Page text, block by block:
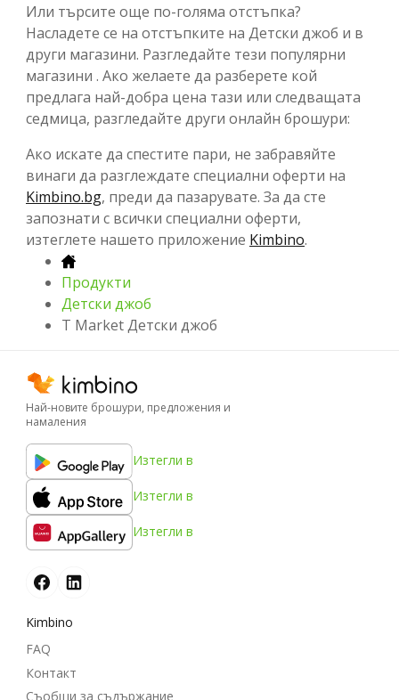
Или търсите още по-голяма отстъпка?
Насладете се на отстъпките на Детски джоб и в
други магазини. Разгледайте тези популярни
магазини . Ако желаете да разберете кой
предлага най-добра цена тази или следващата
седмица, разгледайте други онлайн брошури:
Ако искате да спестите пари, не забравяйте
винаги да разглеждате специални оферти на
Kimbino.bg, преди да пазарувате. За да сте
запознати с всички специални оферти,
изтеглете нашето приложение Kimbino.
Продукти
Детски джоб
T Market Детски джоб
Най-новите брошури, предложения и
намаления
Изтегли в
Изтегли в
Изтегли в
Kimbino
FAQ
Контакт
Съобщи за съдържание